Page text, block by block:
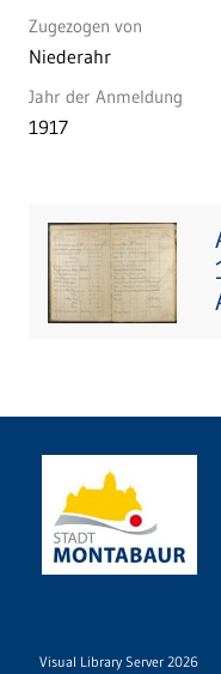
Zugezogen von
Niederahr
Jahr der Anmeldung
1917
Visual Library Server 2026